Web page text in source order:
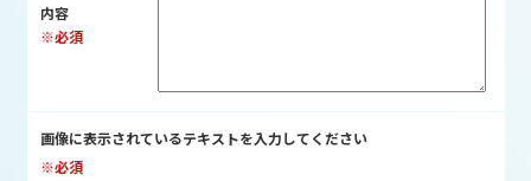
内容
※必須
画像に表示されているテキストを入力してください
※必須